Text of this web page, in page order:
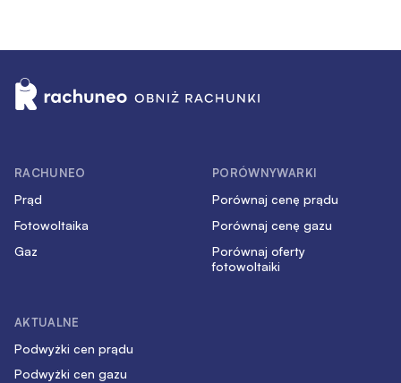
RACHUNEO
Prąd
Fotowoltaika
Gaz
PORÓWNYWARKI
Porównaj cenę prądu
Porównaj cenę gazu
Porównaj oferty
fotowoltaiki
AKTUALNE
Podwyżki cen prądu
Podwyżki cen gazu